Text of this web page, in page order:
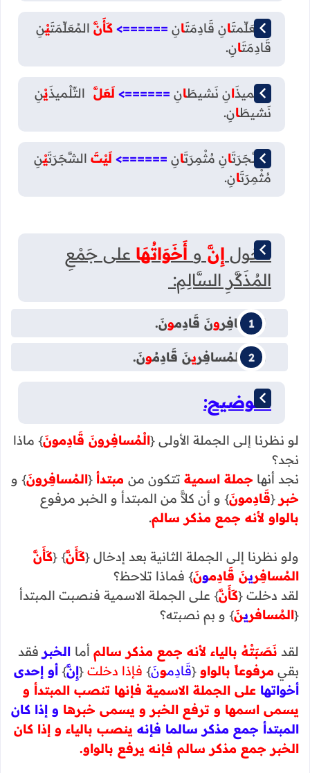
المُعَلِّمتَانِ قَادِمَتَانِ ======> كَأَنَّ المُعَلِّمَتَيْنِ
قَادِمَتَانِ.
التِّلْميذَانِ نَشيطَانِ ======> لَعَلَّ التِّلْميذَيْنِ
نَشيطَانِ.
الشَّجَرَتَانِ مُثْمِرَتَانِ ======> لَيْتَ الشَّجَرَتَيْنِ
مُثْمِرَتَانِ.
دخول إِنَّ و أَخَوَاتُهَا على جَمْعِ
المُذَكَّرِ السَّالِمِ:
المُسَافِرونَ قَادِمونَ.
كَأَنَّ المُسافِرينَ قَادِمُونَ.
التوضيح:
لو نظرنا إلى الجملة الأولى {الْمُسافِرونَ قَادِمونَ} ماذا
نجد؟
نجد أنها جملة اسمية تتكون من مبتدأ {المُسافِرونَ} و
خبر {قَادِمونَ} و أن كلاًّ من المبتدأ و الخبر مرفوع
بالواو لأنه جمع مذكر سالم.
ولو نظرنا إلى الجملة الثانية بعد إدخال {كَأَنَّ} {كَأَنَّ
المُسافِرينَ قَادِمونَ} فماذا تلاحظ؟
لقد دخلت {كَأَنَّ} على الجملة الاسمية فنصبت المبتدأ
{المُسافرينَ} و بم نصبته؟
لقد نَصَبَتْهُ بالياء لأنه جمع مذكر سالم أما الخبر فقد
بقي مرفوعاً بالواو {قَادِمونَ} فإذا دخلت {إِنَّ} أو إحدى
أخواتها على الجملة الاسمية فإنها تنصب المبتدأ و
يسمى اسمها و ترفع الخبر و يسمى خبرها و إذا كان
المبتدأ جمع مذكر سالما فإنه ينصب بالياء و إذا كان
الخبر جمع مذكر سالم فإنه يرفع بالواو.